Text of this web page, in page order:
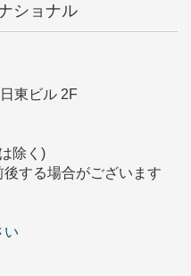
ショナル
東ビル 2F
除く)
する場合がございます
い